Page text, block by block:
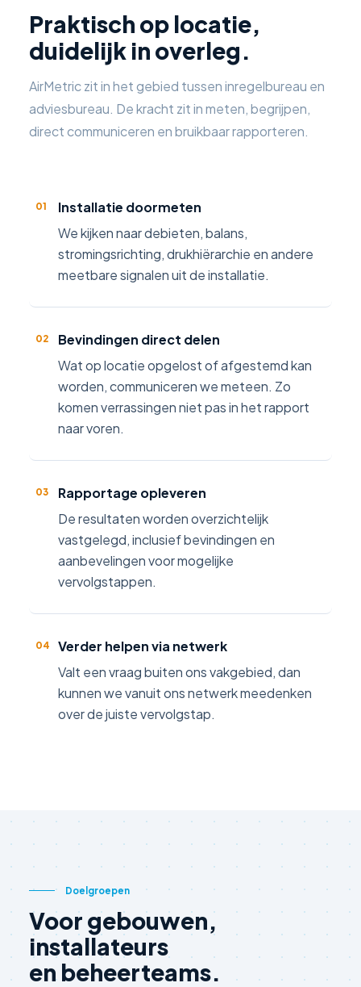
Praktisch op locatie,
duidelijk in overleg.
AirMetric zit in het gebied tussen inregelbureau en
adviesbureau. De kracht zit in meten, begrijpen,
direct communiceren en bruikbaar rapporteren.
01
Installatie doormeten
We kijken naar debieten, balans,
stromingsrichting, drukhiërarchie en andere
meetbare signalen uit de installatie.
02
Bevindingen direct delen
Wat op locatie opgelost of afgestemd kan
worden, communiceren we meteen. Zo
komen verrassingen niet pas in het rapport
naar voren.
03
Rapportage opleveren
De resultaten worden overzichtelijk
vastgelegd, inclusief bevindingen en
aanbevelingen voor mogelijke
vervolgstappen.
04
Verder helpen via netwerk
Valt een vraag buiten ons vakgebied, dan
kunnen we vanuit ons netwerk meedenken
over de juiste vervolgstap.
Doelgroepen
Voor gebouwen,
installateurs
en beheerteams.